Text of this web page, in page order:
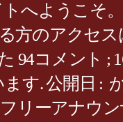
トへようこ
方のアクセ
コメント ;
す. 公開日 :
リーアナウ